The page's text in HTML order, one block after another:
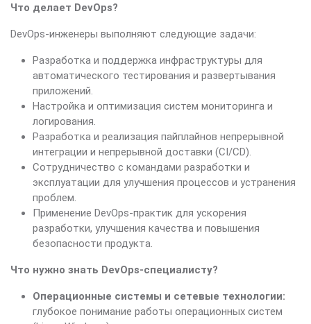
Что делает DevOps?
DevOps-инженеры выполняют следующие задачи:
Разработка и поддержка инфраструктуры для
автоматического тестирования и развертывания
приложений.
Настройка и оптимизация систем мониторинга и
логирования.
Разработка и реализация пайплайнов непрерывной
интеграции и непрерывной доставки (CI/CD).
Сотрудничество с командами разработки и
эксплуатации для улучшения процессов и устранения
проблем.
Применение DevOps-практик для ускорения
разработки, улучшения качества и повышения
безопасности продукта.
Что нужно знать DevOps-специалисту?
Операционные системы и сетевые технологии:
глубокое понимание работы операционных систем